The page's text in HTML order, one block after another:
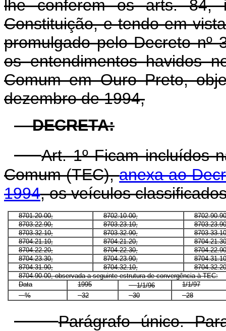
lhe conferem os arts.
Constituição, e tendo em
promulgado pelo Decreto nº
os entendimentos havidos
Comum em Ouro Preto,
dezembro de 1994,
DECRETA:
Art. 1º Ficam incluídos
Comum (TEC),anexa ao
1994, os veículos
8701.20.00, 8702.10.00,
8703.22.90,
8703.23.10,
8703.32.10,
8703.32.90,
8704.21.10,
8704.21.20,
8704.22.20,
8704.22.30,
8704.22.90
8704.23.30,
8704.23.90,
8704.31.90,
8704.32.10,
8704.90.00, observada a seguinte estrutura de convergência à TEC:
Data
1995 1/1/96
1/1/97
%
32 30 28
Parágrafo único.